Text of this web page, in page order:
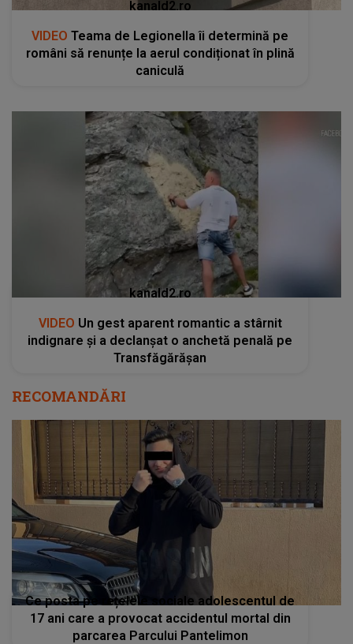
kanald2.ro
VIDEO Teama de Legionella îi determină pe
români să renunțe la aerul condiționat în plină
caniculă
kanald2.ro
VIDEO Un gest aparent romantic a stârnit
indignare și a declanșat o anchetă penală pe
Transfăgărășan
RECOMANDĂRI
Ce posta pe rețelele sociale adolescentul de
17 ani care a provocat accidentul mortal din
parcarea Parcului Pantelimon